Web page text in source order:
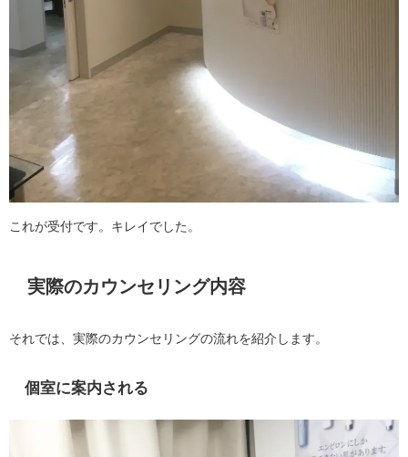
これが受付です。キレイでした。
実際のカウンセリング内容
それでは、実際のカウンセリングの流れを紹介します。
個室に案内される